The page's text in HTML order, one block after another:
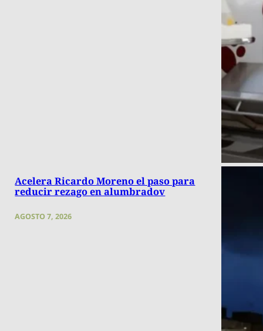
Acelera Ricardo Moreno el paso para
reducir rezago en alumbradov
AGOSTO 7, 2026